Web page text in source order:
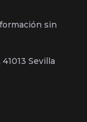
sin
Sevilla